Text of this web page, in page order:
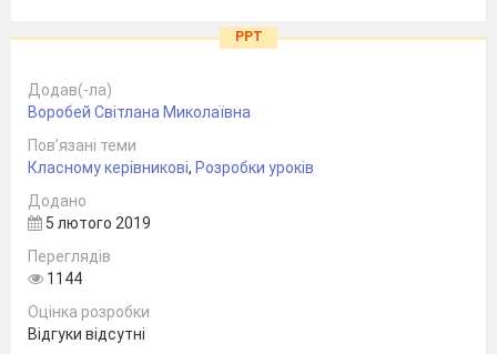
PPT
Додав(-ла)
Воробей Світлана Миколаївна
Пов’язані теми
Класному керівникові, Розробки уроків
Додано
5 лютого 2019
Переглядів
1144
Оцінка розробки
Відгуки відсутні